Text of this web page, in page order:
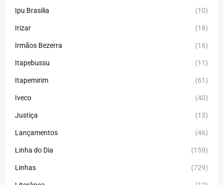
Ipu Brasilia (10)
Irizar (18)
Irmãos Bezerra (16)
Itapebussu (11)
Itapemirim (61)
Iveco (40)
Justiça (13)
Lançamentos (46)
Linha do Dia (159)
Linhas (729)